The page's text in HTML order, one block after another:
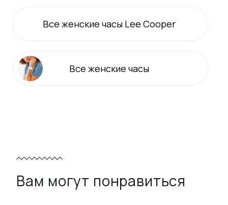
Все женские часы Lee Cooper
Все женские часы
Вам могут понравиться